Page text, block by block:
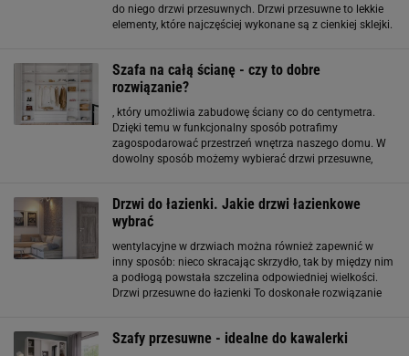
do niego drzwi przesuwnych. Drzwi przesuwne to lekkie
elementy, które najczęściej wykonane są z cienkiej sklejki.
Szafa na całą ścianę - czy to dobre
rozwiązanie?
, który umożliwia zabudowę ściany co do centymetra.
Dzięki temu w funkcjonalny sposób potrafimy
zagospodarować przestrzeń wnętrza naszego domu. W
dowolny sposób możemy wybierać drzwi przesuwne,
Zabudowa będzie też idealnie
Drzwi do łazienki. Jakie drzwi łazienkowe
wybrać
wentylacyjne w drzwiach można również zapewnić w
inny sposób: nieco skracając skrzydło, tak by między nim
a podłogą powstała szczelina odpowiedniej wielkości.
Drzwi przesuwne do łazienki To doskonałe rozwiązanie
Szafy przesuwne - idealne do kawalerki